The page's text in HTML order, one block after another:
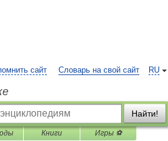
RU
сайт Словарь на свой сайт
Найти!
Книги Игры ⚽